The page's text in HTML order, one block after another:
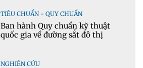
TIÊU CHUẨN - QUY CHUẨN
Ban hành Quy chuẩn kỹ thuật
quốc gia về đường sắt đô thị
NGHIÊN CỨU